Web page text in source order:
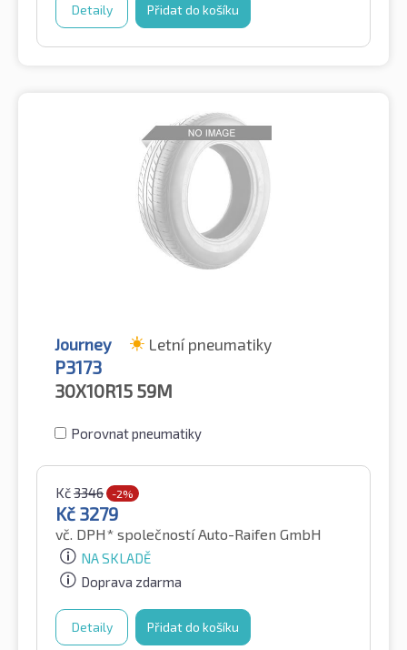
Detaily Přidat do košíku
Journey Letní pneumatiky
P3173
30X10R15 59M
Porovnat pneumatiky
Kč3346 -2%
Kč 3279
vč. DPH* společností Auto-Raifen GmbH
NA SKLADĚ
Doprava zdarma
Detaily Přidat do košíku